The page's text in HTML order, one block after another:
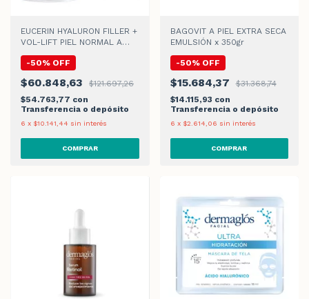
EUCERIN HYALURON FILLER +
VOL-LIFT PIEL NORMAL A
-50% OFF
$60.848,63
$121.697,26
$54.763,77 con
Transferencia o depósito
6 x $10.141,44 sin interés
BAGOVIT A PIEL EXTRA SECA
EMULSIÓN x 350gr
-50% OFF
$15.684,37
$31.368,74
$14.115,93 con
Transferencia o depósito
6 x $2.614,06 sin interés